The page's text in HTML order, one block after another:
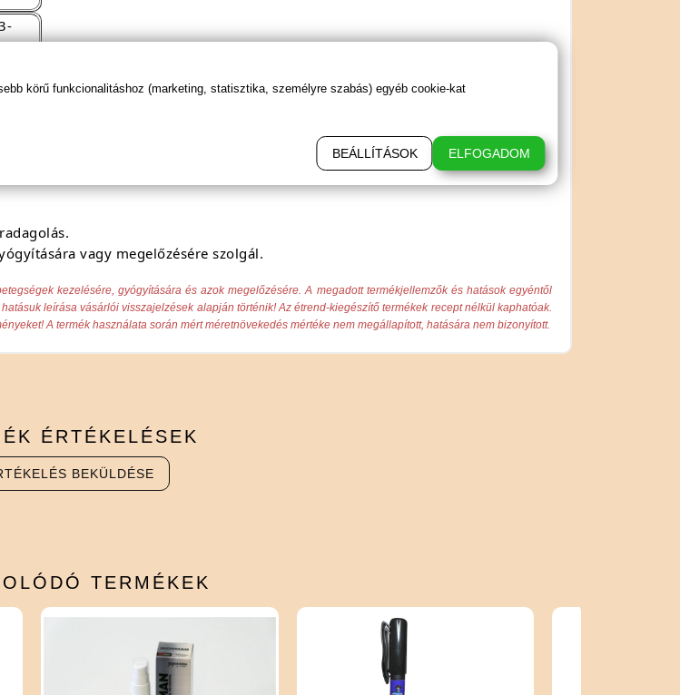
vagy megelőzésére szolgál.
kezelésére, gyógyítására és azok megelőzésére. A megadott termékjellemzők és hatások egyéntől
leírása vásárlói visszajelzések alapján történik! Az étrend-kiegészítő termékek recept nélkül kaphatóak.
A termék használata során mért méretnövekedés mértéke nem megállapított, hatására nem bizonyított.
ÉRTÉKELÉSEK
BEKÜLDÉSE
TERMÉKEK
körű funkcionalitáshoz (marketing, statisztika, személyre szabás) egyéb cookie-kat
BEÁLLÍTÁSOK ELFOGADOM